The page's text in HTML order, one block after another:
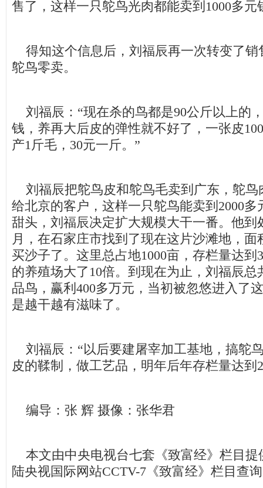
售了，这样一只鸵鸟光肉都能卖到1000多元
得知这个信息后，刘福辰再一次转变了销
鸵鸟零卖。
刘福辰：“现在杀的鸟都是90公斤以上的
钱，养再大后皮的弹性就不好了，一张皮
产1斤毛，30元一斤。”
刘福辰把鸵鸟皮和鸵鸟毛卖到广东，鸵鸟
给北京的客户，这样一只鸵鸟能卖到2000
甜头，刘福辰决定扩大规模大干一番。他到
月，在石家庄市找到了现在这片沙滩地，
买沙子了。这里总占地1000亩，存栏量达到
的养殖场大了10倍。到现在为止，刘福辰总
品鸟，赢利400多万元，当初被忽悠进入了
是越干越有滋味了。
刘福辰：“以后要建屠宰加工基地，搞鸵
皮的鞣制，做工艺品，明年后年存栏量达到
编导：张 辉 摄像：张华君
本文由中央电视台七套《致富经》栏目提
陆央视国际网站CCTV-7《致富经》栏目查